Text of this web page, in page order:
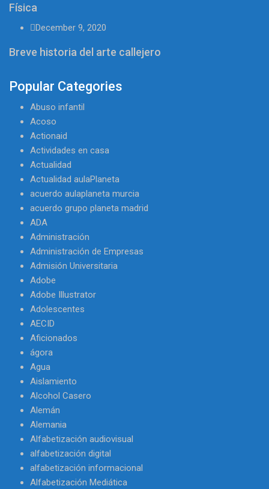
Física
December 9, 2020
Breve historia del arte callejero
Popular Categories
Abuso infantil
Acoso
Actionaid
Actividades en casa
Actualidad
Actualidad aulaPlaneta
acuerdo aulaplaneta murcia
acuerdo grupo planeta madrid
ADA
Administración
Administración de Empresas
Admisión Universitaria
Adobe
Adobe Illustrator
Adolescentes
AECID
Aficionados
ágora
Agua
Aislamiento
Alcohol Casero
Alemán
Alemania
Alfabetización audiovisual
alfabetización digital
alfabetización informacional
Alfabetización Mediática